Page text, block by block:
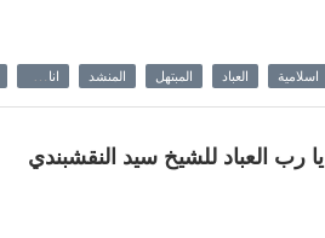
اسلامية العباد المبتهل المنشد اناشيد
رب العباد للشيخ سيد النقشبندي